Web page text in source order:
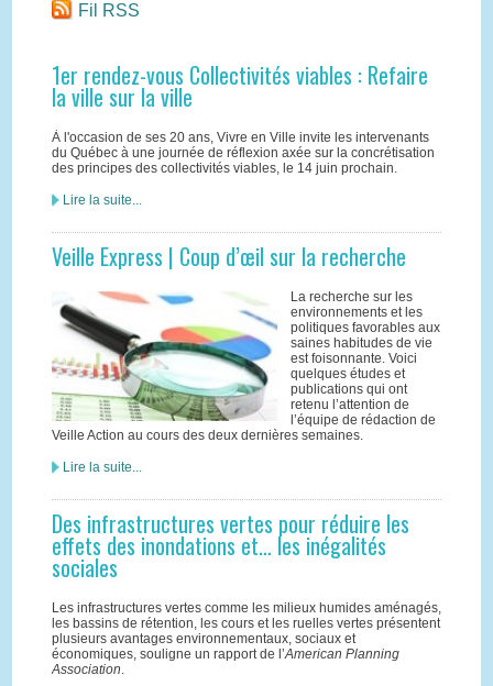
Fil RSS
1er rendez-vous Collectivités viables : Refaire
la ville sur la ville
À l'occasion de ses 20 ans, Vivre en Ville invite les intervenants
du Québec à une journée de réflexion axée sur la concrétisation
des principes des collectivités viables, le 14 juin prochain.
Lire la suite...
Veille Express | Coup d’œil sur la recherche
La recherche sur les
environnements et les
politiques favorables aux
saines habitudes de vie
est foisonnante. Voici
quelques études et
publications qui ont
retenu l’attention de
l’équipe de rédaction de
Veille Action au cours des deux dernières semaines.
Lire la suite...
Des infrastructures vertes pour réduire les
effets des inondations et… les inégalités
sociales
Les infrastructures vertes comme les milieux humides aménagés,
les bassins de rétention, les cours et les ruelles vertes présentent
plusieurs avantages environnementaux, sociaux et
économiques, souligne un rapport de l’American Planning
Association.